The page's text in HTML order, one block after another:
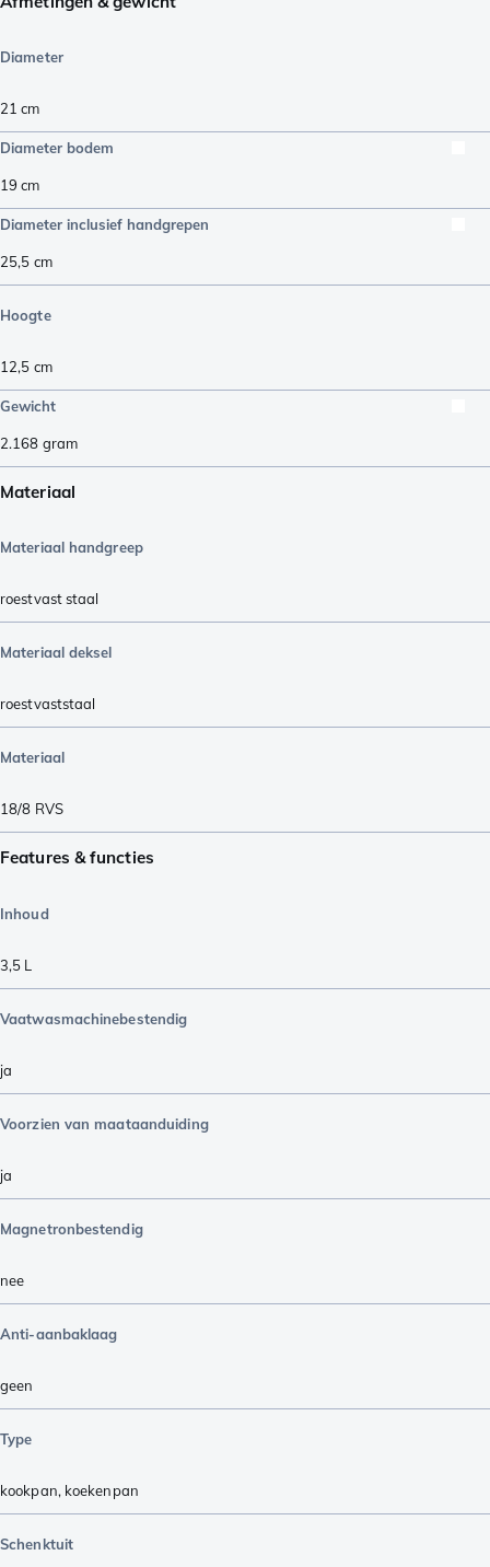
Diameter
21 cm
Diameter bodem
19 cm
Diameter inclusief handgrepen
25,5 cm
Hoogte
12,5 cm
Gewicht
2.168 gram
Materiaal
Materiaal handgreep
roestvast staal
Materiaal deksel
roestvaststaal
Materiaal
18/8 RVS
Features & functies
Inhoud
3,5 L
Vaatwasmachinebestendig
ja
Voorzien van maataanduiding
ja
Magnetronbestendig
nee
Anti-aanbaklaag
geen
Type
kookpan, koekenpan
Schenktuit